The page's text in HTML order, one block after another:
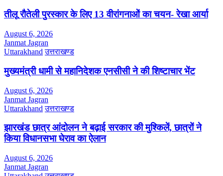
तीलू रौतेली पुरस्कार के लिए 13 वीरांगनाओं का चयन- रेखा आर्या
August 6, 2026
Janmat Jagran
Uttarakhand उत्तराखण्ड
मुख्यमंत्री धामी से महानिदेशक एनसीसी ने की शिष्टाचार भेंट
August 6, 2026
Janmat Jagran
Uttarakhand उत्तराखण्ड
झारखंड छात्र आंदोलन ने बढ़ाई सरकार की मुश्किलें, छात्रों ने
किया विधानसभा घेराव का ऐलान
August 6, 2026
Janmat Jagran